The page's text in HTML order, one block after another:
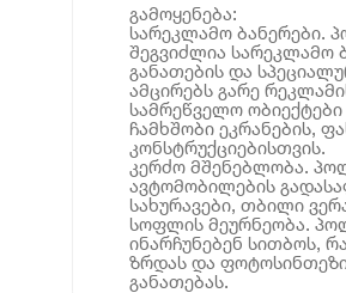
გამოყენება:
სარეკლამო ბანერები.
შეგვიძლია სარეკლამო
განათების და
ამცირებს გარე
სამრეწველო ობიექტები
ჩამხშობი ეკრანების,
კონსტრუქციებისთვის.
კერძო მშენებლობა.
ავტომობილების
სახურავები, თბილი
სოფლის მეურნეობა.
ინარჩუნებენ სითბოს,
ზრდას და
განათებას.